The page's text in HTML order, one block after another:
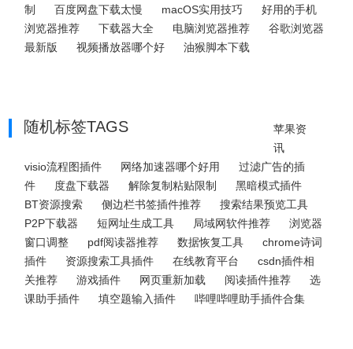
制
百度网盘下载太慢 macOS实用技巧
好用的手机
浏览器推荐
下载器大全 电脑浏览器推荐
谷歌浏览器
最新版
视频播放器哪个好 油猴脚本下载
随机标签TAGS
苹果资
讯
visio流程图插件
网络加速器哪个好用
过滤广告的插
件
度盘下载器 解除复制粘贴限制
黑暗模式插件
BT资源搜索
侧边栏书签插件推荐
搜索结果预览工具
P2P下载器
短网址生成工具 局域网软件推荐
浏览器
窗口调整
pdf阅读器推荐 数据恢复工具
chrome诗词
插件
资源搜索工具插件 在线教育平台
csdn插件相
关推荐
游戏插件 网页重新加载 阅读插件推荐
选
课助手插件
填空题输入插件 哔哩哔哩助手插件合集